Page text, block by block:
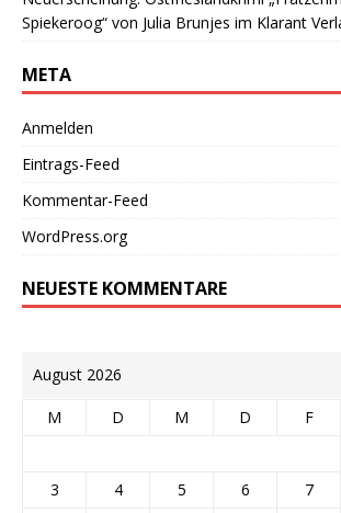
Spiekeroog“ von Julia Brunjes im Klarant
META
Anmelden
Eintrags-Feed
Kommentar-Feed
WordPress.org
NEUESTE KOMMENTARE
August 2026
M D M D F
3
4 5 6 7